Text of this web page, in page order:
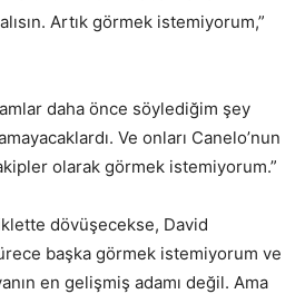
Artık görmek istemiyorum,”
daha önce söylediğim şey
Ve onları Canelo’nun
olarak görmek istemiyorum.”
dövüşecekse, David
başka görmek istemiyorum ve
en gelişmiş adamı değil. Ama